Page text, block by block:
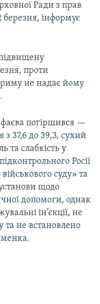
Ради з прав
березня, інформує
проти
не надає йому
погіршився —
з 37,6 до 39,3, сухий
та слабкість у
Росії
суду» та
установи щодо
допомоги, однак
ін’єкції, не
та не встановлено